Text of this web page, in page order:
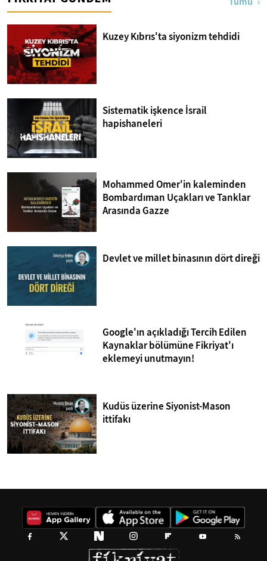
Kuzey Kıbrıs'ta siyonizm tehdidi
Sistematik işkence İsrail
hapishaneleri
Mohammed Omer'in kaleminden
Bombardıman Uçakları ve Tanklar
Arasında Gazze
Devlet ve millet binasının dört direği
Google'ın açıkladığı Tercih Edilen
Kaynaklar bölümüne Fikriyat'ı
eklemeyi unutmayın!
Kudüs üzerine Siyonist-Mason
ittifakı